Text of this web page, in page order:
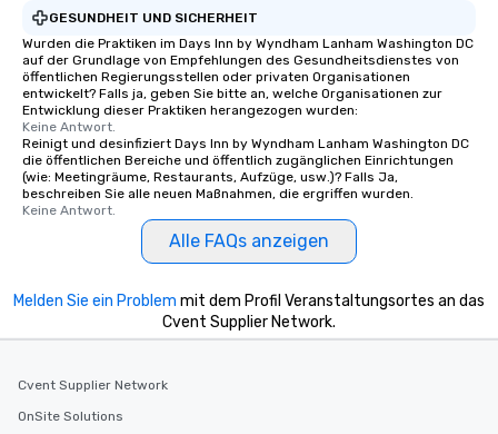
GESUNDHEIT UND SICHERHEIT
Wurden die Praktiken im Days Inn by Wyndham Lanham Washington DC
auf der Grundlage von Empfehlungen des Gesundheitsdienstes von
öffentlichen Regierungsstellen oder privaten Organisationen
entwickelt? Falls ja, geben Sie bitte an, welche Organisationen zur
Entwicklung dieser Praktiken herangezogen wurden:
Keine Antwort.
Reinigt und desinfiziert Days Inn by Wyndham Lanham Washington DC
die öffentlichen Bereiche und öffentlich zugänglichen Einrichtungen
(wie: Meetingräume, Restaurants, Aufzüge, usw.)? Falls Ja,
beschreiben Sie alle neuen Maßnahmen, die ergriffen wurden.
Keine Antwort.
Alle FAQs anzeigen
Melden Sie ein Problem mit dem Profil Veranstaltungsortes an das
Cvent Supplier Network.
Cvent Supplier Network
OnSite Solutions